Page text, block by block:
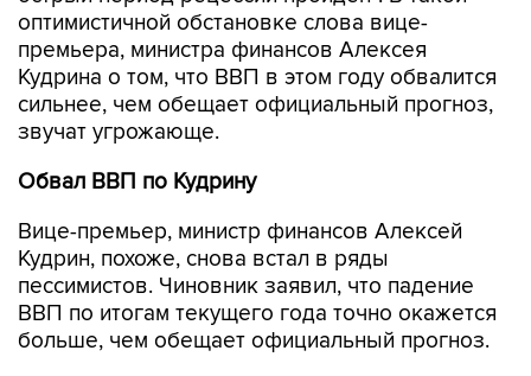
оптимистичной обстановке слова вице-
премьера, министра финансов Алексея
Кудрина о том, что ВВП в этом году обвалится
сильнее, чем обещает официальный прогноз,
звучат угрожающе.
Обвал ВВП по Кудрину
Вице-премьер, министр финансов Алексей
Кудрин, похоже, снова встал в ряды
пессимистов. Чиновник заявил, что падение
ВВП по итогам текущего года точно окажется
больше, чем обещает официальный прогноз.